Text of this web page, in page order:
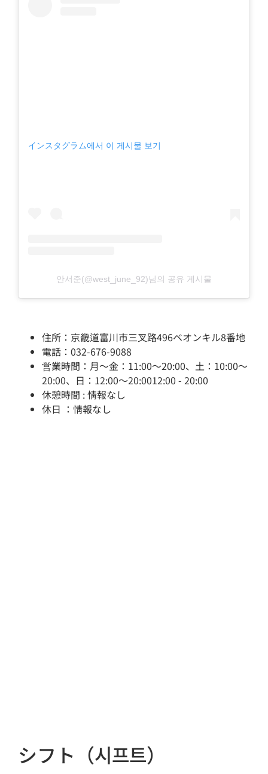
インスタグラム에서 이 게시물 보기
안서준(@west_june_92)님의 공유 게시물
住所：京畿道富川市三叉路496ベオンキル8番地
電話：032-676-9088
営業時間：月～金：11:00～20:00、土：10:00～
20:00、日：12:00～20:0012:00 - 20:00
休憩時間 : 情報なし
休日 ：情報なし
シフト（시프트）